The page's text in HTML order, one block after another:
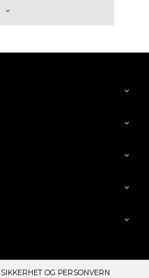
SIKKERHET OG PERSONVERN